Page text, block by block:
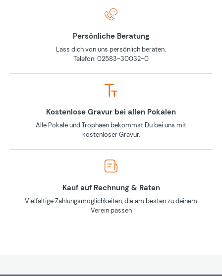
Persönliche Beratung
Lass dich von uns persönlich beraten.
Telefon: 02583-30032-0
Kostenlose Gravur bei allen Pokalen
Alle Pokale und Trophäen bekommst Du bei uns mit
kostenloser Gravur.
Kauf auf Rechnung & Raten
Vielfältige Zahlungsmöglichkeiten, die am besten zu deinem
Verein passen